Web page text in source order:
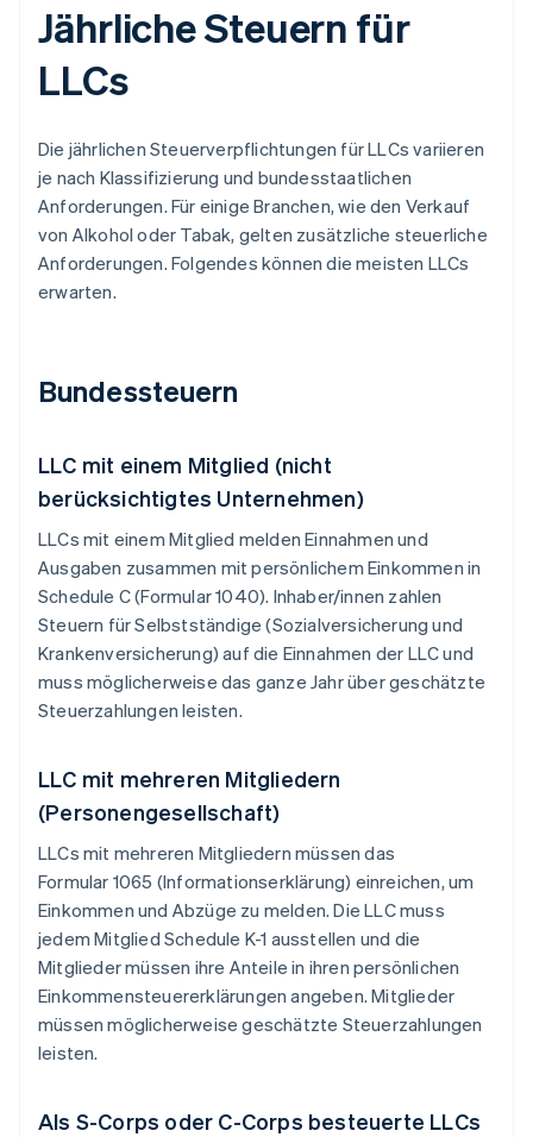
Jährliche Steuern für
LLCs
Die jährlichen Steuerverpflichtungen für LLCs variieren
je nach Klassifizierung und bundesstaatlichen
Anforderungen. Für einige Branchen, wie den Verkauf
von Alkohol oder Tabak, gelten zusätzliche steuerliche
Anforderungen. Folgendes können die meisten LLCs
erwarten.
Bundessteuern
LLC mit einem Mitglied (nicht
berücksichtigtes Unternehmen)
LLCs mit einem Mitglied melden Einnahmen und
Ausgaben zusammen mit persönlichem Einkommen in
Schedule C (Formular 1040). Inhaber/innen zahlen
Steuern für Selbstständige (Sozialversicherung und
Krankenversicherung) auf die Einnahmen der LLC und
muss möglicherweise das ganze Jahr über geschätzte
Steuerzahlungen leisten.
LLC mit mehreren Mitgliedern
(Personengesellschaft)
LLCs mit mehreren Mitgliedern müssen das
Formular 1065 (Informationserklärung) einreichen, um
Einkommen und Abzüge zu melden. Die LLC muss
jedem Mitglied Schedule K-1 ausstellen und die
Mitglieder müssen ihre Anteile in ihren persönlichen
Einkommensteuererklärungen angeben. Mitglieder
müssen möglicherweise geschätzte Steuerzahlungen
leisten.
Als S-Corps oder C-Corps besteuerte LLCs